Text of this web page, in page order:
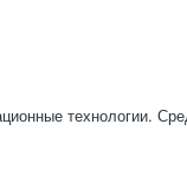
технологии.